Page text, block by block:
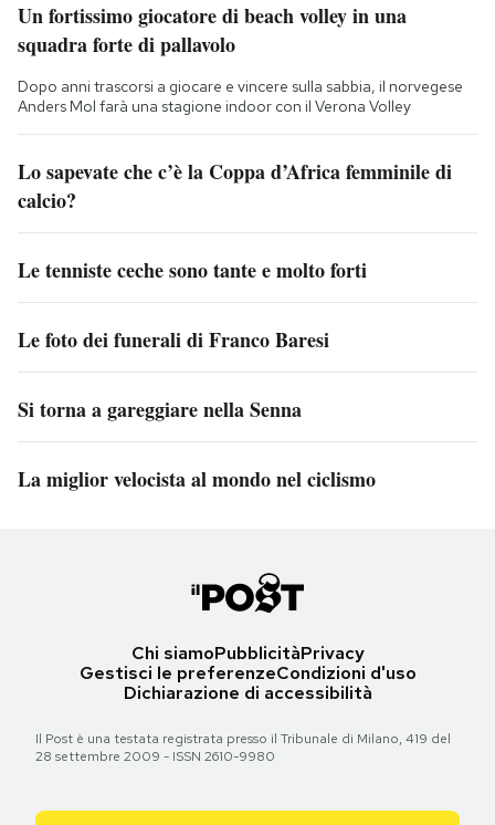
Un fortissimo giocatore di beach volley in una
squadra forte di pallavolo
Dopo anni trascorsi a giocare e vincere sulla sabbia, il norvegese
Anders Mol farà una stagione indoor con il Verona Volley
Lo sapevate che c’è la Coppa d’Africa femminile di
calcio?
Le tenniste ceche sono tante e molto forti
Le foto dei funerali di Franco Baresi
Si torna a gareggiare nella Senna
La miglior velocista al mondo nel ciclismo
Chi siamoPubblicitàPrivacy
Gestisci le preferenzeCondizioni d'uso
Dichiarazione di accessibilità
Il Post è una testata registrata presso il Tribunale di Milano, 419 del
28 settembre 2009 - ISSN 2610-9980